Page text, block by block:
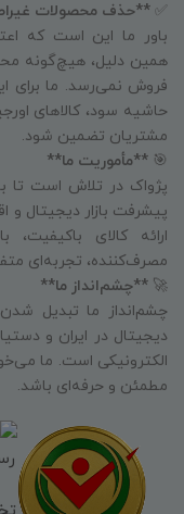
✅ **حذف محصولات
باور ما این است که
همین دلیل، هیچ‌گونه
فروش نمی‌رسد. ما برای
حاشیه سود، کالاهای
مشتریان تضمین شود.
🎯 **مأموریت ما**
پژواک در تلاش است تا
پیشرفت بازار دیجیتال و
ارائه کالای
مصرف‌کننده، تجربه‌ای
🚀 **چشم‌انداز ما**
چشم‌انداز ما تبدیل
دیجیتال در ایران و
الکترونیکی است. ما
مطمئن و حرفه‌ای باشد.